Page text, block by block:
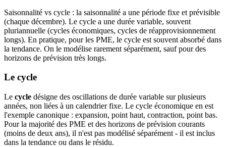
Saisonnalité vs cycle : la saisonnalité a une période fixe et prévisible
(chaque décembre). Le cycle a une durée variable, souvent
pluriannuelle (cycles économiques, cycles de réapprovisionnement
longs). En pratique, pour les PME, le cycle est souvent absorbé dans
la tendance. On le modélise rarement séparément, sauf pour des
horizons de prévision très longs.
Le cycle
Le cycle désigne des oscillations de durée variable sur plusieurs
années, non liées à un calendrier fixe. Le cycle économique en est
l'exemple canonique : expansion, point haut, contraction, point bas.
Pour la majorité des PME et des horizons de prévision courants
(moins de deux ans), il n'est pas modélisé séparément - il est inclus
dans la tendance ou dans le résidu.